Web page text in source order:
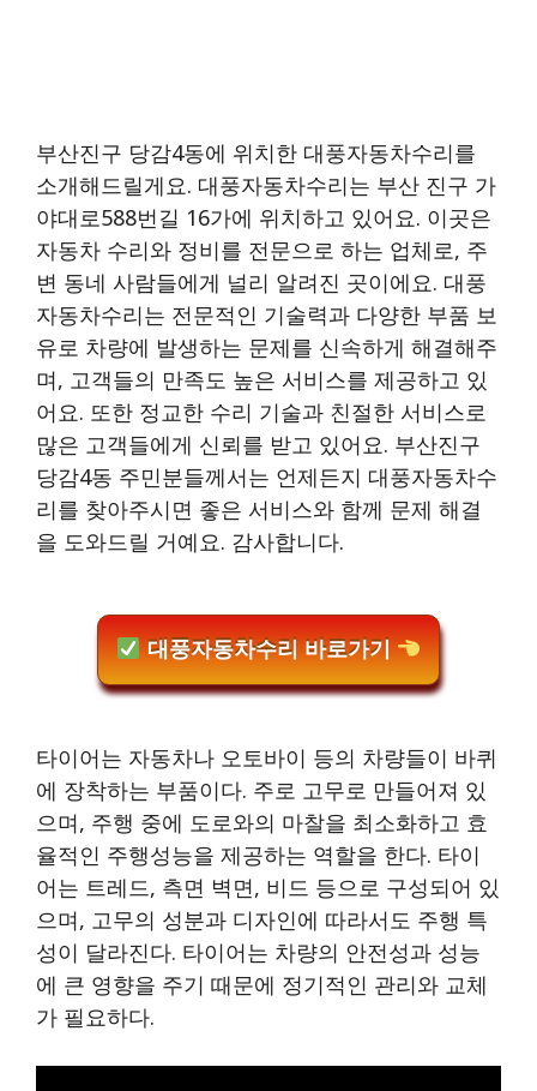
부산진구 당감4동에 위치한 대풍자동차수리를
소개해드릴게요. 대풍자동차수리는 부산 진구 가
야대로588번길 16가에 위치하고 있어요. 이곳은
자동차 수리와 정비를 전문으로 하는 업체로, 주
변 동네 사람들에게 널리 알려진 곳이에요. 대풍
자동차수리는 전문적인 기술력과 다양한 부품 보
유로 차량에 발생하는 문제를 신속하게 해결해주
며, 고객들의 만족도 높은 서비스를 제공하고 있
어요. 또한 정교한 수리 기술과 친절한 서비스로
많은 고객들에게 신뢰를 받고 있어요. 부산진구
당감4동 주민분들께서는 언제든지 대풍자동차수
리를 찾아주시면 좋은 서비스와 함께 문제 해결
을 도와드릴 거예요. 감사합니다.
대풍자동차수리 바로가기
타이어는 자동차나 오토바이 등의 차량들이 바퀴
에 장착하는 부품이다. 주로 고무로 만들어져 있
으며, 주행 중에 도로와의 마찰을 최소화하고 효
율적인 주행성능을 제공하는 역할을 한다. 타이
어는 트레드, 측면 벽면, 비드 등으로 구성되어 있
으며, 고무의 성분과 디자인에 따라서도 주행 특
성이 달라진다. 타이어는 차량의 안전성과 성능
에 큰 영향을 주기 때문에 정기적인 관리와 교체
가 필요하다.